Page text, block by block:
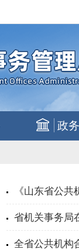
政
《山东省公
省机关事务局
全省公共机构